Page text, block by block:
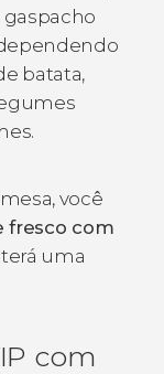
batata,
você
fresco com
uma
com